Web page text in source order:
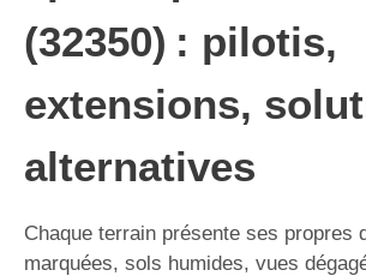
(32350) : pilotis,
extensions,
alternatives
Chaque terrain présente ses propres
marquées, sols humides, vues